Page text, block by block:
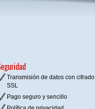
Transmisión de datos con cifrado
SSL
Pago seguro y sencillo